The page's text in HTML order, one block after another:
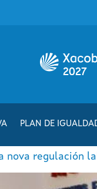
PLAN DE
nova regulación